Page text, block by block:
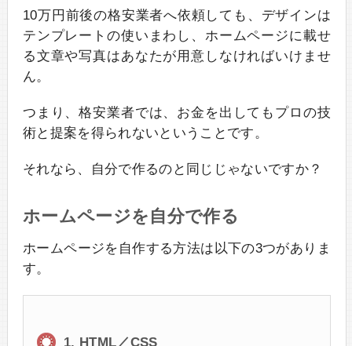
10万円前後の格安業者へ依頼しても、デザインは
テンプレートの使いまわし、ホームページに載せ
る文章や写真はあなたが用意しなければいけませ
ん。
つまり、格安業者では、お金を出してもプロの技
術と提案を得られないということです。
それなら、自分で作るのと同じじゃないですか？
ホームページを自分で作る
ホームページを自作する方法は以下の3つがありま
す。
1. HTML／CSS